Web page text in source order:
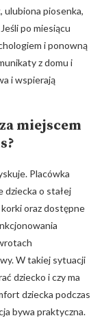
ulubiona piosenka,
po miesiącu
i ponowną
z domu i
i wspierają
miejscem
Placówka
dziecka o stałej
oraz dostępne
W takiej sytuacji
dziecko i czy ma
dziecka podczas
bywa praktyczna.